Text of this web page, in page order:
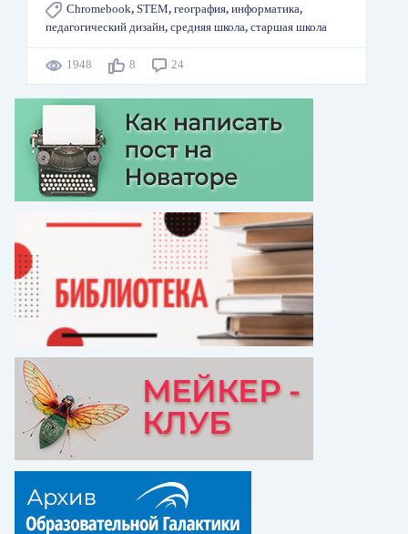
Chromebook, STEM, география, информатика,
педагогический дизайн, средняя школа, старшая школа
1948 8 24